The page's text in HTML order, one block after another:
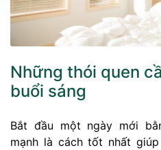
Những thói quen
buổi sáng
Bắt đầu một ngày mới
mạnh là cách tốt nhất